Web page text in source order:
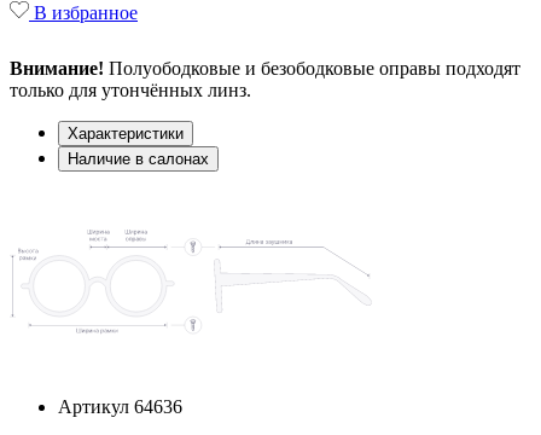
В избранное
Внимание! Полуободковые и безободковые оправы подходят
только для утончённых линз.
Характеристики
Наличие в салонах
Артикул 64636